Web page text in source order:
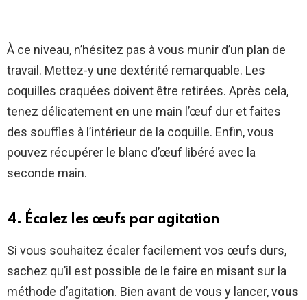
À ce niveau, n’hésitez pas à vous munir d’un plan de
travail. Mettez-y une dextérité remarquable. Les
coquilles craquées doivent être retirées. Après cela,
tenez délicatement en une main l’œuf dur et faites
des souffles à l’intérieur de la coquille. Enfin, vous
pouvez récupérer le blanc d’œuf libéré avec la
seconde main.
4. Écalez les œufs par agitation
Si vous souhaitez écaler facilement vos œufs durs,
sachez qu’il est possible de le faire en misant sur la
méthode d’agitation. Bien avant de vous y lancer, vous